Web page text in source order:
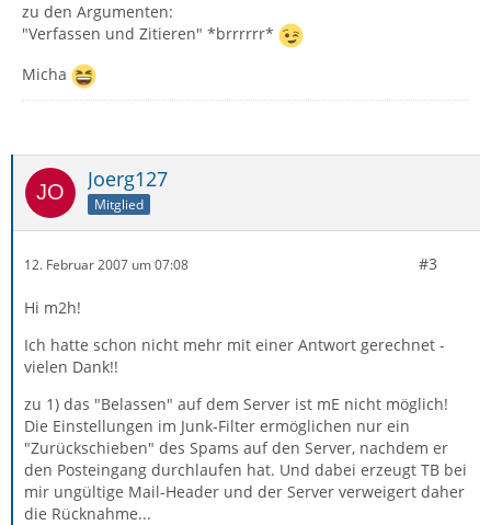
zu den Argumenten:
"Verfassen und Zitieren" *brrrrrr*
Micha
Joerg127
Mitglied
12. Februar 2007 um 07:08 #3
Hi m2h!
Ich hatte schon nicht mehr mit einer Antwort gerechnet -
vielen Dank!!
zu 1) das "Belassen" auf dem Server ist mE nicht möglich!
Die Einstellungen im Junk-Filter ermöglichen nur ein
"Zurückschieben" des Spams auf den Server, nachdem er
den Posteingang durchlaufen hat. Und dabei erzeugt TB bei
mir ungültige Mail-Header und der Server verweigert daher
die Rücknahme...